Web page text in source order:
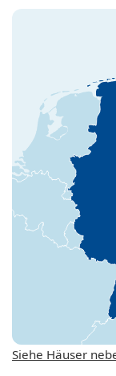
Siehe Häuser